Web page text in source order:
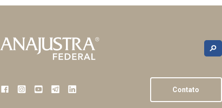
Contato